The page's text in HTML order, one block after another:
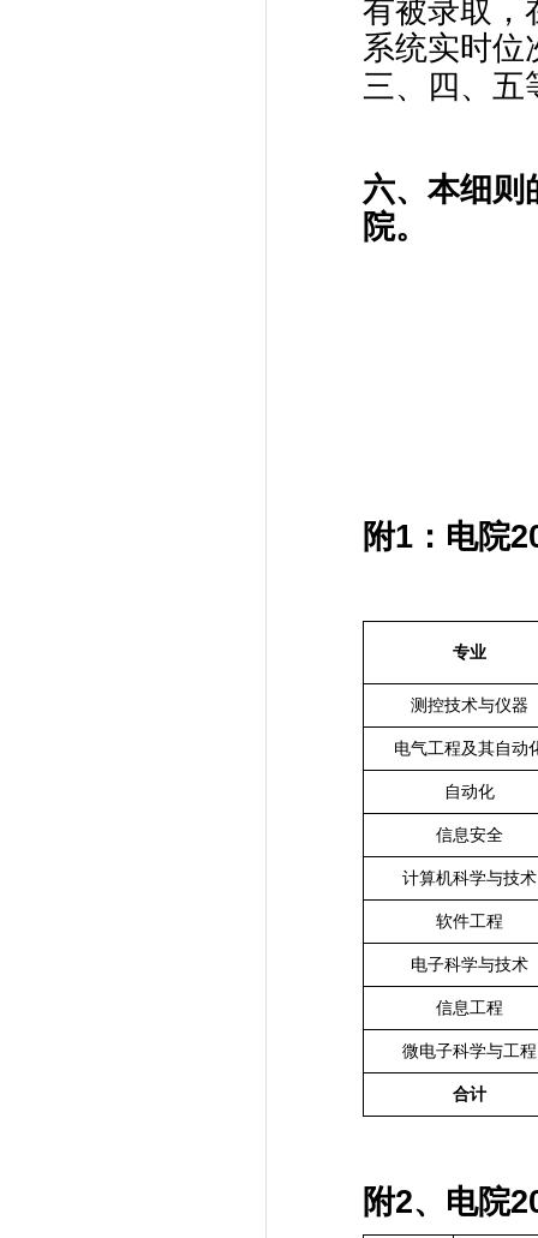
有被录取，
系统实时位
三、四、五
六、本细则
院。
附1 ：电院
专业
测控技术与仪器
电气工程及其自动
自动化
信息安全
计算机科学与技术
软件工程
电子科学与技术
信息工程
微电子科学与工程
合计
附2、电院